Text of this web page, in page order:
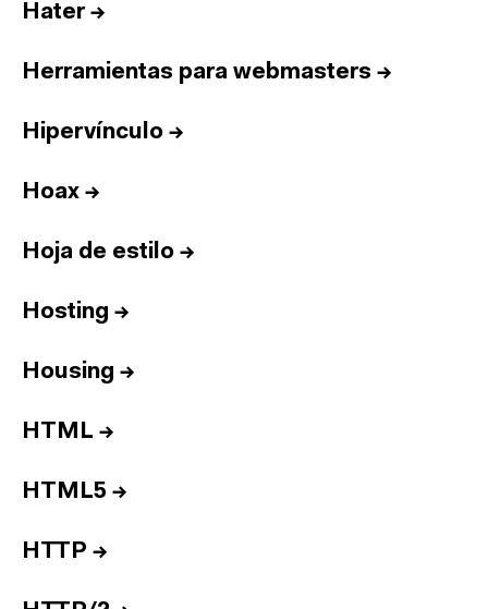
Hater→
Herramientas para webmasters →
Hipervínculo →
Hoax →
Hoja de estilo →
Hosting →
Housing →
HTML →
HTML5 →
HTTP →